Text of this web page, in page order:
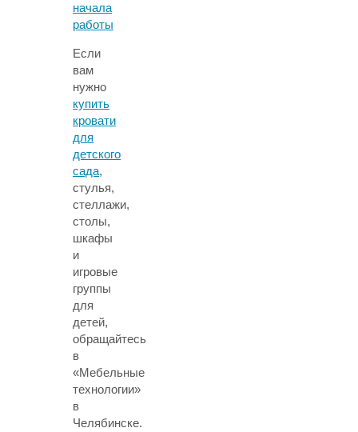
Если
вам
нужно
купить
кровати
для
детского
сада,
стулья,
стеллажи,
столы,
шкафы
и
игровые
группы
для
детей,
обращайтесь
в
«Мебельные
технологии»
в
Челябинске.